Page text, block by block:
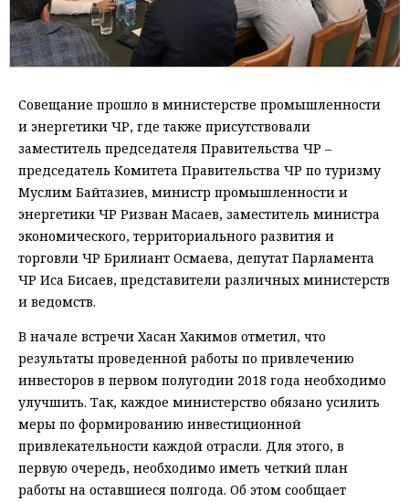
Совещание прошло в министерстве промышленности
и энергетики ЧР, где также присутствовали
заместитель председателя Правительства ЧР –
председатель Комитета Правительства ЧР по туризму
Муслим Байтазиев, министр промышленности и
энергетики ЧР Ризван Масаев, заместитель министра
экономического, территориального развития и
торговли ЧР Брилиант Осмаева, депутат Парламента
ЧР Иса Бисаев, представители различных министерств
и ведомств.
В начале встречи Хасан Хакимов отметил, что
результаты проведенной работы по привлечению
инвесторов в первом полугодии 2018 года необходимо
улучшить. Так, каждое министерство обязано усилить
меры по формированию инвестиционной
привлекательности каждой отрасли. Для этого, в
первую очередь, необходимо иметь четкий план
работы на оставшиеся полгода. Об этом сообщает